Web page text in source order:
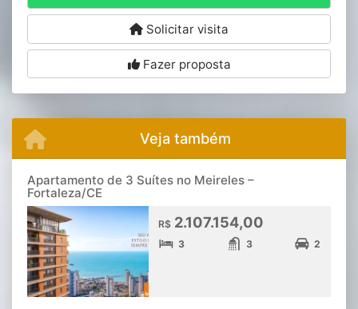
Solicitar visita
Fazer proposta
Veja também
Apartamento de 3 Suítes no Meireles –
Fortaleza/CE
R$ 2.107.154,00
3 3 2